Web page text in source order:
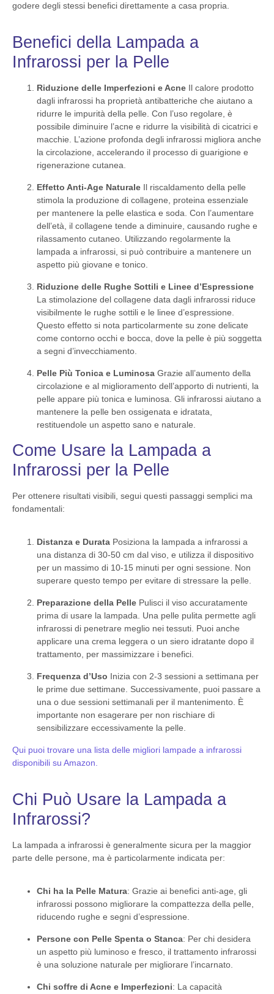
godere degli stessi benefici direttamente a casa propria.
Benefici della Lampada a
Infrarossi per la Pelle
Riduzione delle Imperfezioni e Acne Il calore prodotto
dagli infrarossi ha proprietà antibatteriche che aiutano a
ridurre le impurità della pelle. Con l’uso regolare, è
possibile diminuire l’acne e ridurre la visibilità di cicatrici e
macchie. L’azione profonda degli infrarossi migliora anche
la circolazione, accelerando il processo di guarigione e
rigenerazione cutanea.
Effetto Anti-Age Naturale Il riscaldamento della pelle
stimola la produzione di collagene, proteina essenziale
per mantenere la pelle elastica e soda. Con l’aumentare
dell’età, il collagene tende a diminuire, causando rughe e
rilassamento cutaneo. Utilizzando regolarmente la
lampada a infrarossi, si può contribuire a mantenere un
aspetto più giovane e tonico.
Riduzione delle Rughe Sottili e Linee d’Espressione
La stimolazione del collagene data dagli infrarossi riduce
visibilmente le rughe sottili e le linee d’espressione.
Questo effetto si nota particolarmente su zone delicate
come contorno occhi e bocca, dove la pelle è più soggetta
a segni d’invecchiamento.
Pelle Più Tonica e Luminosa Grazie all’aumento della
circolazione e al miglioramento dell’apporto di nutrienti, la
pelle appare più tonica e luminosa. Gli infrarossi aiutano a
mantenere la pelle ben ossigenata e idratata,
restituendole un aspetto sano e naturale.
Come Usare la Lampada a
Infrarossi per la Pelle
Per ottenere risultati visibili, segui questi passaggi semplici ma
fondamentali:
Distanza e Durata Posiziona la lampada a infrarossi a
una distanza di 30-50 cm dal viso, e utilizza il dispositivo
per un massimo di 10-15 minuti per ogni sessione. Non
superare questo tempo per evitare di stressare la pelle.
Preparazione della Pelle Pulisci il viso accuratamente
prima di usare la lampada. Una pelle pulita permette agli
infrarossi di penetrare meglio nei tessuti. Puoi anche
applicare una crema leggera o un siero idratante dopo il
trattamento, per massimizzare i benefici.
Frequenza d’Uso Inizia con 2-3 sessioni a settimana per
le prime due settimane. Successivamente, puoi passare a
una o due sessioni settimanali per il mantenimento. È
importante non esagerare per non rischiare di
sensibilizzare eccessivamente la pelle.
Qui puoi trovare una lista delle migliori lampade a infrarossi
disponibili su Amazon.
Chi Può Usare la Lampada a
Infrarossi?
La lampada a infrarossi è generalmente sicura per la maggior
parte delle persone, ma è particolarmente indicata per:
Chi ha la Pelle Matura: Grazie ai benefici anti-age, gli
infrarossi possono migliorare la compattezza della pelle,
riducendo rughe e segni d’espressione.
Persone con Pelle Spenta o Stanca: Per chi desidera
un aspetto più luminoso e fresco, il trattamento infrarossi
è una soluzione naturale per migliorare l’incarnato.
Chi soffre di Acne e Imperfezioni: La capacità